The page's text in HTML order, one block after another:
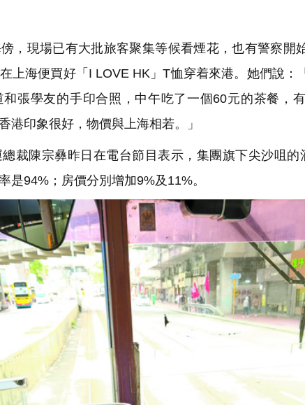
，現場已有大批旅客聚集等候看煙花，也有警察開
上海便買好「I LOVE HK」T恤穿着來港。她們說：
張學友的手印合照，中午吃了一個60元的茶餐，
港印象很好，物價與上海相若。」
裁陳宗彝昨日在電台節目表示，集團旗下尖沙咀的
是94%；房價分別增加9%及11%。